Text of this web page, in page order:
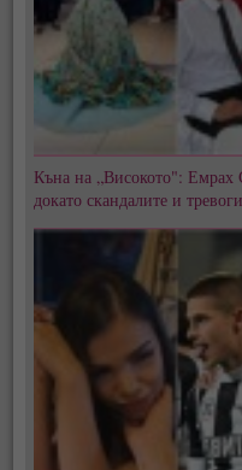
Къна на „Високото": Емрах
докато скандалите и